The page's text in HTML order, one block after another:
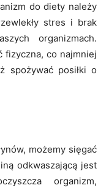
do diety należy
stres i brak
organizmach.
fizyczna, co najmniej
spożywać posiłki o
możemy sięgać
odkwaszającą jest
organizm,